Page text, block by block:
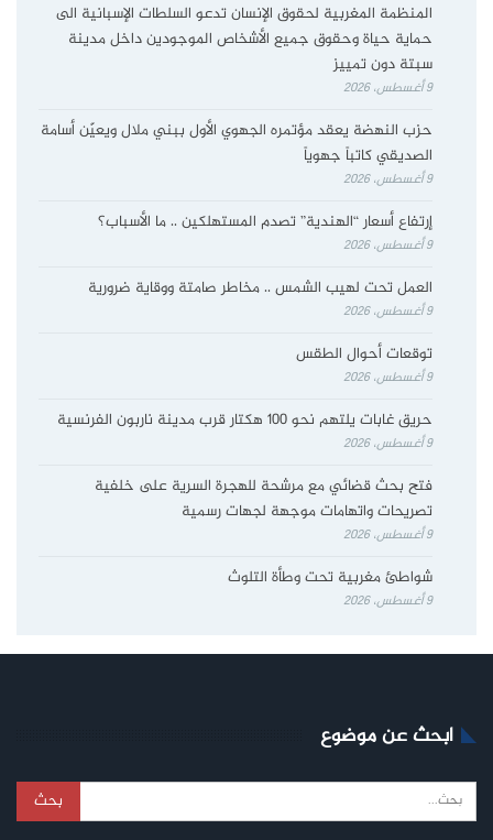
المنظمة المغربية لحقوق الإنسان تدعو السلطات الإسبانية الى
حماية حياة وحقوق جميع الأشخاص الموجودين داخل مدينة
سبتة دون تمييز
9 أغسطس، 2026
حزب النهضة يعقد مؤتمره الجهوي الأول ببني ملال ويعيّن أسامة
الصديقي كاتباً جهوياً
9 أغسطس، 2026
إرتفاع أسعار “الهندية” تصدم المستهلكين .. ما الأسباب؟
9 أغسطس، 2026
العمل تحت لهيب الشمس .. مخاطر صامتة ووقاية ضرورية
9 أغسطس، 2026
توقعات أحوال الطقس
9 أغسطس، 2026
حريق غابات يلتهم نحو 100 هكتار قرب مدينة ناربون الفرنسية
9 أغسطس، 2026
فتح بحث قضائي مع مرشحة للهجرة السرية على خلفية
تصريحات واتهامات موجهة لجهات رسمية
9 أغسطس، 2026
شواطئ مغربية تحت وطأة التلوث
9 أغسطس، 2026
ابحث عن موضوع